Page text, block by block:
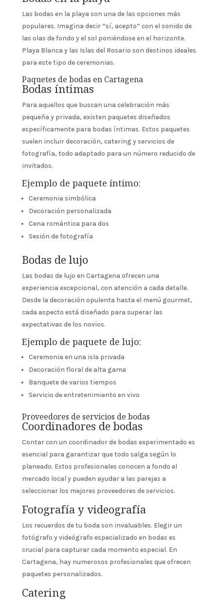
Las bodas en la playa son una de las opciones más
populares. Imagina decir “sí, acepto” con el sonido de
las olas de fondo y el sol poniéndose en el horizonte.
Playa Blanca y las Islas del Rosario son destinos ideales
para este tipo de ceremonias.
Paquetes de bodas en Cartagena
Bodas íntimas
Para aquellos que buscan una celebración más
pequeña y privada, existen paquetes diseñados
específicamente para bodas íntimas. Estos paquetes
suelen incluir decoración, catering y servicios de
fotografía, todo adaptado para un número reducido de
invitados.
Ejemplo de paquete íntimo:
Ceremonia simbólica
Decoración personalizada
Cena romántica para dos
Sesión de fotografía
Bodas de lujo
Las bodas de lujo en Cartagena ofrecen una
experiencia excepcional, con atención a cada detalle.
Desde la decoración opulenta hasta el menú gourmet,
cada aspecto está diseñado para superar las
expectativas de los novios.
Ejemplo de paquete de lujo:
Ceremonia en una isla privada
Decoración floral de alta gama
Banquete de varios tiempos
Servicio de entretenimiento en vivo
Proveedores de servicios de bodas
Coordinadores de bodas
Contar con un coordinador de bodas experimentado es
esencial para garantizar que todo salga según lo
planeado. Estos profesionales conocen a fondo el
mercado local y pueden ayudar a las parejas a
seleccionar los mejores proveedores de servicios.
Fotografía y videografía
Los recuerdos de tu boda son invaluables. Elegir un
fotógrafo y videógrafo especializado en bodas es
crucial para capturar cada momento especial. En
Cartagena, hay numerosos profesionales que ofrecen
paquetes personalizados.
Catering